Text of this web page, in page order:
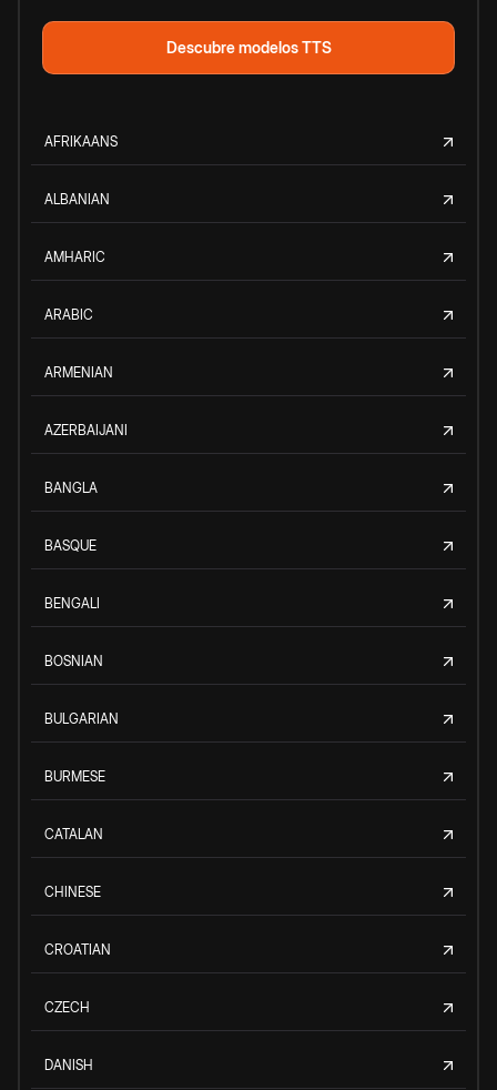
Descubre modelos TTS
AFRIKAANS
ALBANIAN
AMHARIC
ARABIC
ARMENIAN
AZERBAIJANI
BANGLA
BASQUE
BENGALI
BOSNIAN
BULGARIAN
BURMESE
CATALAN
CHINESE
CROATIAN
CZECH
DANISH